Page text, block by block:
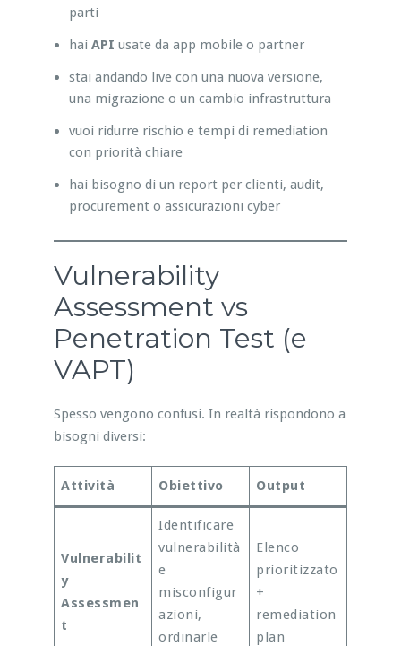
parti
hai API usate da app mobile o partner
stai andando live con una nuova versione,
una migrazione o un cambio infrastruttura
vuoi ridurre rischio e tempi di remediation
con priorità chiare
hai bisogno di un report per clienti, audit,
procurement o assicurazioni cyber
Vulnerability
Assessment vs
Penetration Test (e
VAPT)
Spesso vengono confusi. In realtà rispondono a
bisogni diversi:
Attività Obiettivo Output
Vulnerabilit
y
Assessmen
t
Identificare
vulnerabilità
e
misconfigur
azioni,
ordinarle
Elenco
prioritizzato
+
remediation
plan